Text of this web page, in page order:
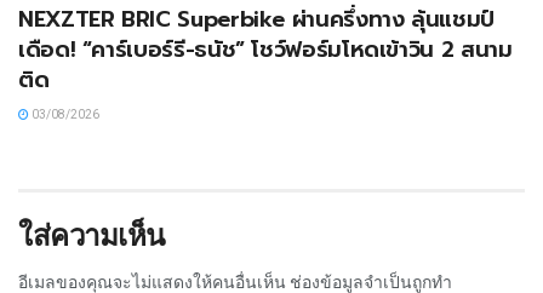
NEXZTER BRIC Superbike ผ่านครึ่งทาง ลุ้นแชมป์
เดือด! “คาร์เบอร์รี-ธนัช” โชว์ฟอร์มโหดเข้าวิน 2 สนาม
ติด
03/08/2026
ใส่ความเห็น
อีเมลของคุณจะไม่แสดงให้คนอื่นเห็น ช่องข้อมูลจำเป็นถูกทำ